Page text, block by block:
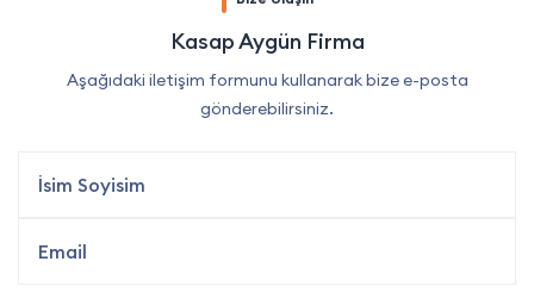
Kasap Aygün Firma
Aşağıdaki iletişim formunu kullanarak bize e-posta
gönderebilirsiniz.